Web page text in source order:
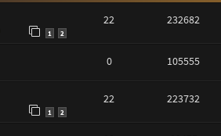
1 2
22 232682
0 105555
1 2
22 223732